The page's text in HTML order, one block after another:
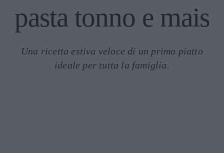
pasta tonno e mais
Una ricetta estiva veloce di un primo piatto
ideale per tutta la famiglia.